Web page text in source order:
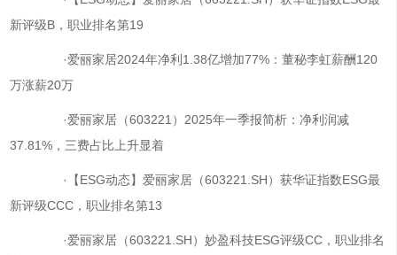
新评级B，职业排名第19
·爱丽家居2024年净利1.38亿增加77%：董秘李虹薪酬120
万涨薪20万
·爱丽家居（603221）2025年一季报简析：净利润减
37.81%，三费占比上升显着
·【ESG动态】爱丽家居（603221.SH）获华证指数ESG最
新评级CCC，职业排名第13
·爱丽家居（603221.SH）妙盈科技ESG评级CC，职业排名